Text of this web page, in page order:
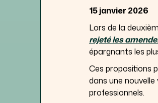
15 janvier 2026
Lors de la
rejeté les
épargnants les
Ces propositions
dans une
professionnels.